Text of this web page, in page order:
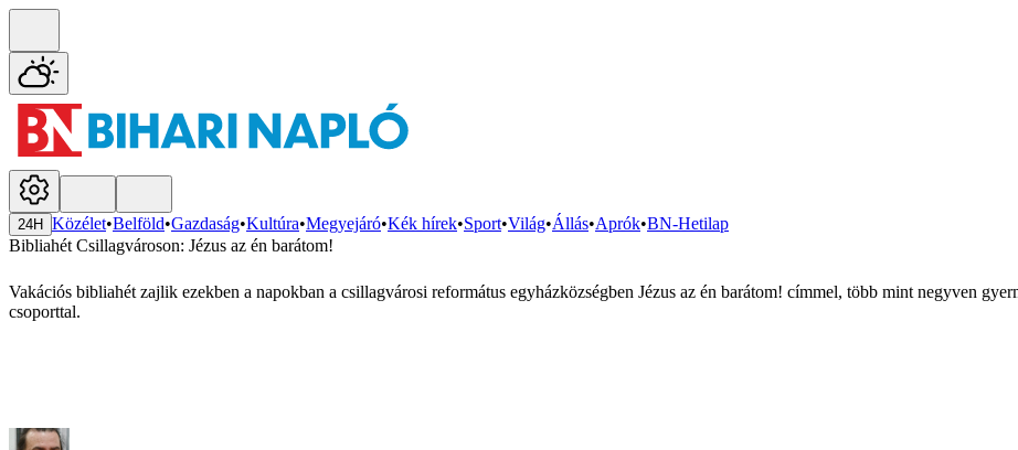
24H Közélet•Belföld•Gazdaság•Kultúra•Megyejáró•Kék hírek•Sport•Világ•Állás•Aprók•BN-Hetilap
Bibliahét Csillagvároson: Jézus az én barátom!
Vakációs bibliahét zajlik ezekben a napokban a csillagvárosi református egyházközségben Jézus az én barátom! címmel, több mint negyven
csoporttal.